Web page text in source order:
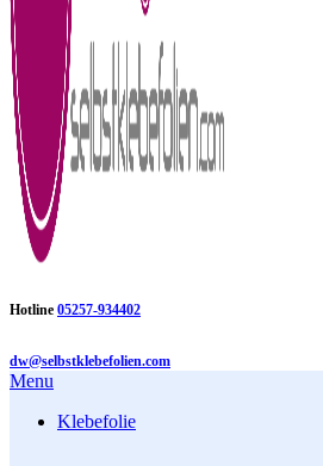
Hotline 05257-934402
dw@selbstklebefolien.com
Menu
Klebefolie